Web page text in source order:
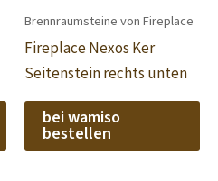
Brennraumsteine von Fireplace
Fireplace Nexos Ker
Seitenstein rechts unten
bei wamiso
bestellen